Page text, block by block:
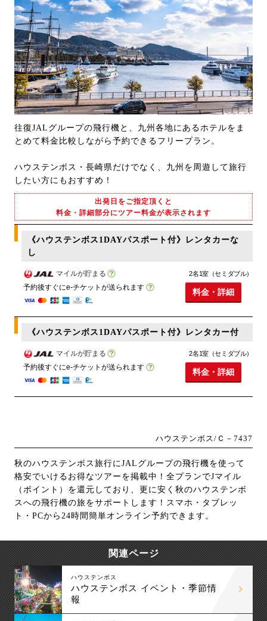
往復JALグループの飛行機と、九州各地にあるホテルをま
とめて料金比較しながら予約できるフリープラン。
ハウステンボス・長崎県だけでなく、九州を周遊して旅行
したい方にもおすすめ！
出発日をご指定頂くと
料金・詳細部分にツアー料金が表示されます
《ハウステンボス1DAYパスポート付》レンタカーな
し
マイルが貯まる
予約後すぐにe-チケットが送られます
2名1室（セミダブル）
料金・詳細
《ハウステンボス1DAYパスポート付》レンタカー付
マイルが貯まる
予約後すぐにe-チケットが送られます
2名1室（セミダブル）
料金・詳細
ハウステンボス/Ｃ－7437
秋のハウステンボス旅行にJALグループの飛行機を使って
格安でいけるお得なツアーを掲載中！全プランでJマイル
（ポイント）を還元しており、更に安く秋のハウステンボ
スへの飛行機の旅をサポートします！スマホ・タブレッ
ト・PCから24時間簡単オンライン予約できます。
関連ページ
ハウステンボス
ハウステンボス イベント・季節情
報